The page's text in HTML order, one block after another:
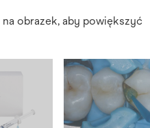
na obrazek, aby powiększyć